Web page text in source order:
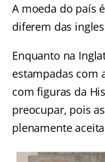
A moeda do país
diferem das
Enquanto na
estampadas com
com figuras da
preocupar, pois
plenamente